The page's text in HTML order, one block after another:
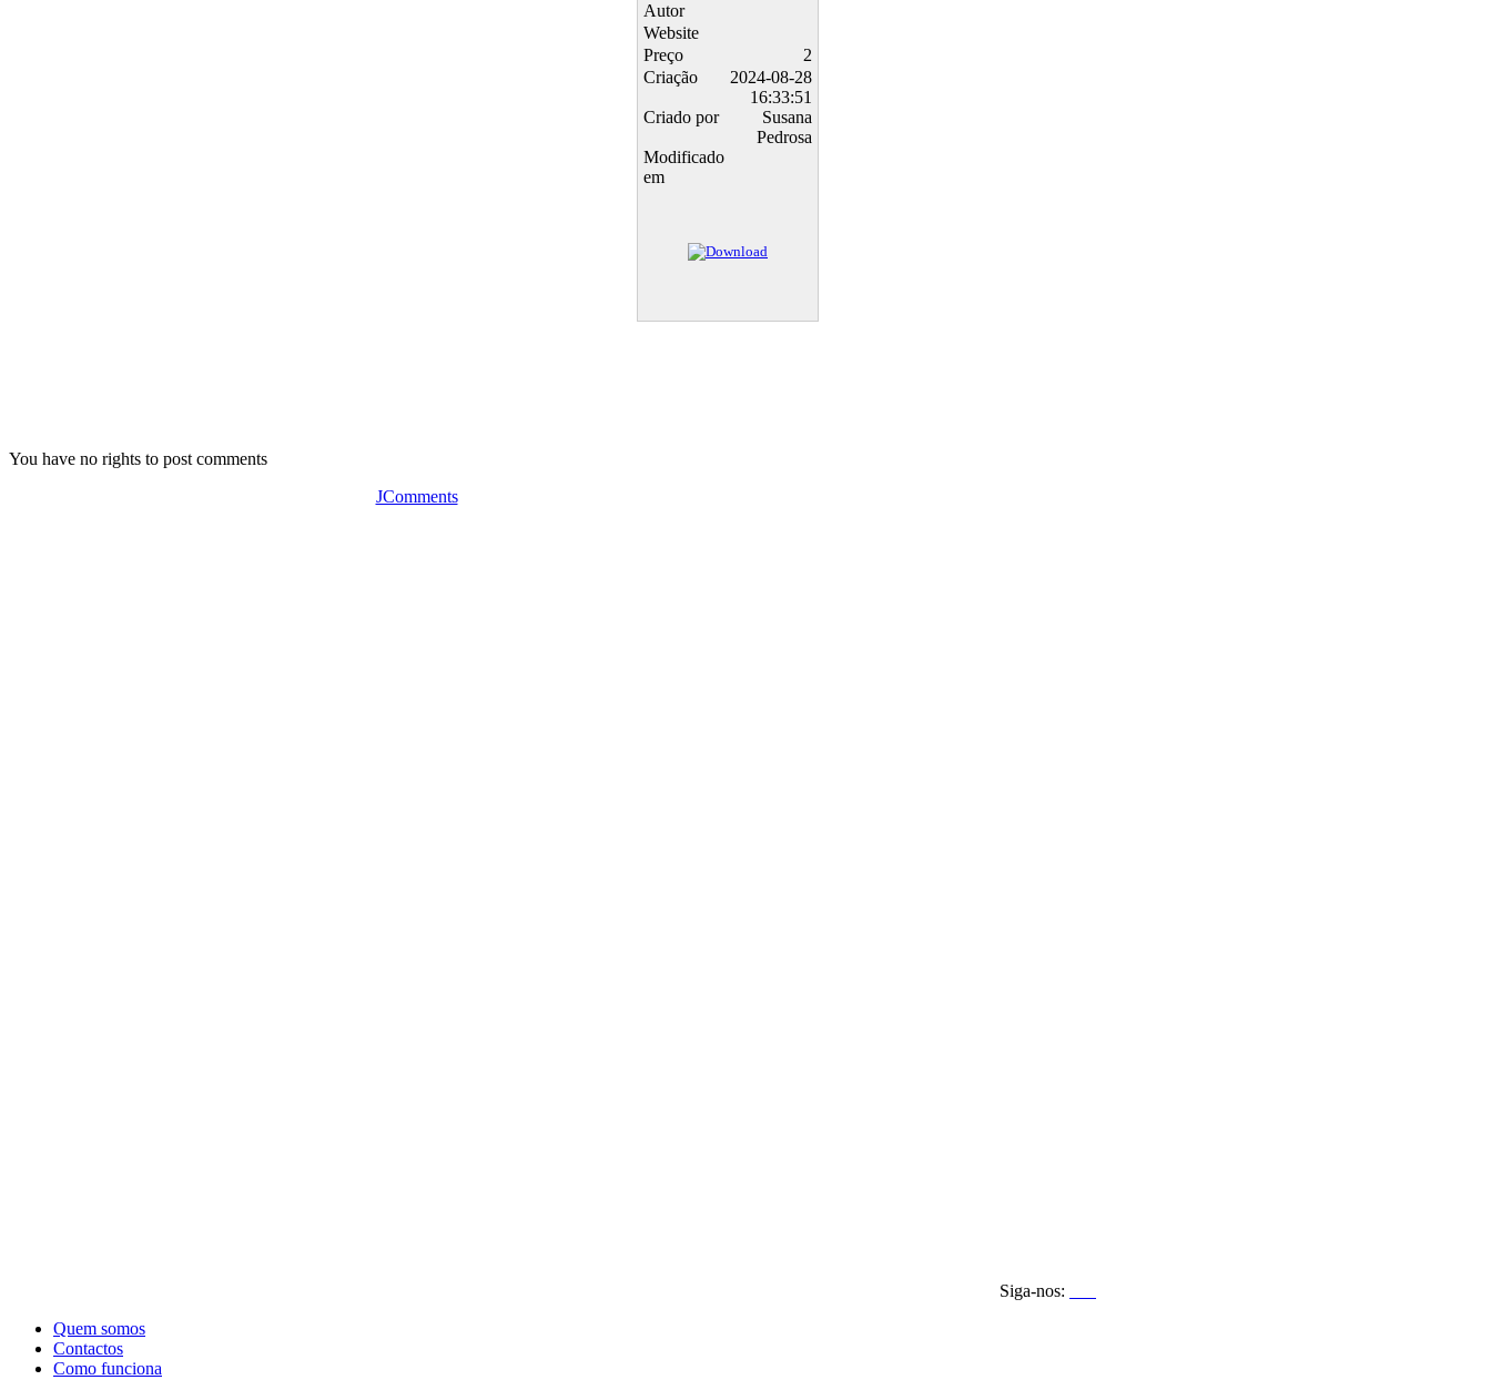
Autor
Website
Preço
2
Criação
2024-08-28
16:33:51
Criado por
Susana
Pedrosa
Modificado
em
You have no rights to post comments
JComments
Siga-nos:
Quem somos
Contactos
Como funciona